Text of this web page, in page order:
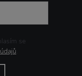
se
.